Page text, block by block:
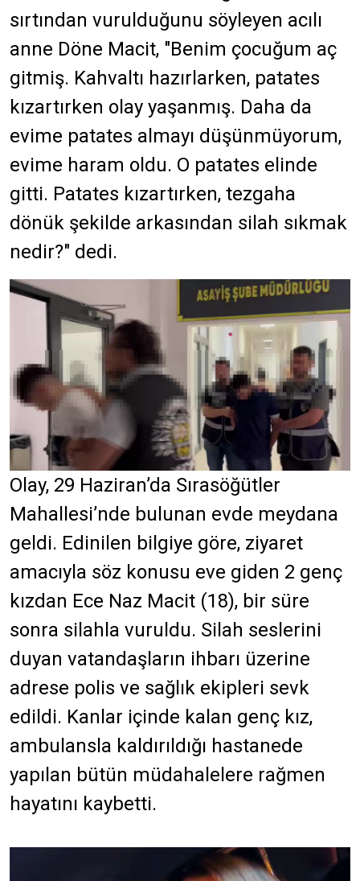
sırtından vurulduğunu söyleyen acılı
anne Döne Macit, "Benim çocuğum aç
gitmiş. Kahvaltı hazırlarken, patates
kızartırken olay yaşanmış. Daha da
evime patates almayı düşünmüyorum,
evime haram oldu. O patates elinde
gitti. Patates kızartırken, tezgaha
dönük şekilde arkasından silah sıkmak
nedir?" dedi.
Olay, 29 Haziran’da Sırasöğütler
Mahallesi’nde bulunan evde meydana
geldi. Edinilen bilgiye göre, ziyaret
amacıyla söz konusu eve giden 2 genç
kızdan Ece Naz Macit (18), bir süre
sonra silahla vuruldu. Silah seslerini
duyan vatandaşların ihbarı üzerine
adrese polis ve sağlık ekipleri sevk
edildi. Kanlar içinde kalan genç kız,
ambulansla kaldırıldığı hastanede
yapılan bütün müdahalelere rağmen
hayatını kaybetti.